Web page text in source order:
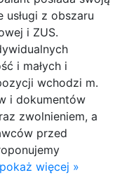
z obszaru
i ZUS.
i małych i
wchodzi m.
i dokumentów
zwolnieniem, a
przed
pokaż więcej »